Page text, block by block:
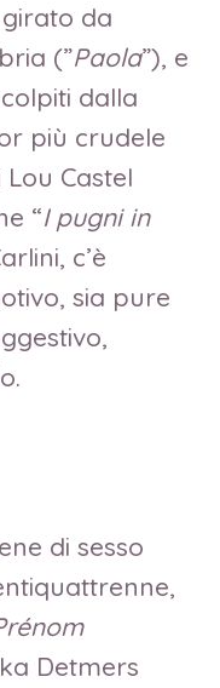
da
(”Paola”), e
dalla
più crudele
Castel
“I pugni in
c’è
sia pure
di sesso
Detmers